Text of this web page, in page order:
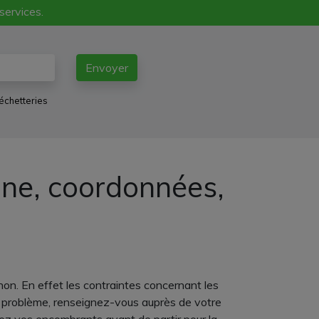
Envoyer
coordonnées,
En effet les contraintes concernant les
renseignez-vous auprès de votre